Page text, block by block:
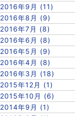
2016年9月 (11)
2016年8月 (9)
2016年7月 (8)
2016年6月 (8)
2016年5月 (9)
2016年4月 (8)
2016年3月 (18)
2015年12月 (1)
2015年10月 (6)
2014年9月 (1)